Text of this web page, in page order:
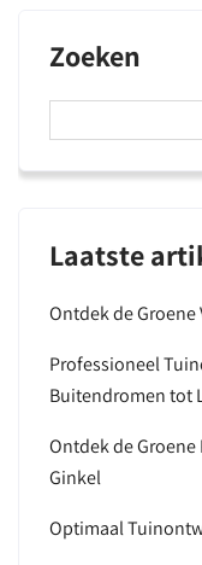
Zoeken
Laatste
Ontdek de Groene
Professioneel
Buitendromen tot
Ontdek de
Ginkel
Optimaal